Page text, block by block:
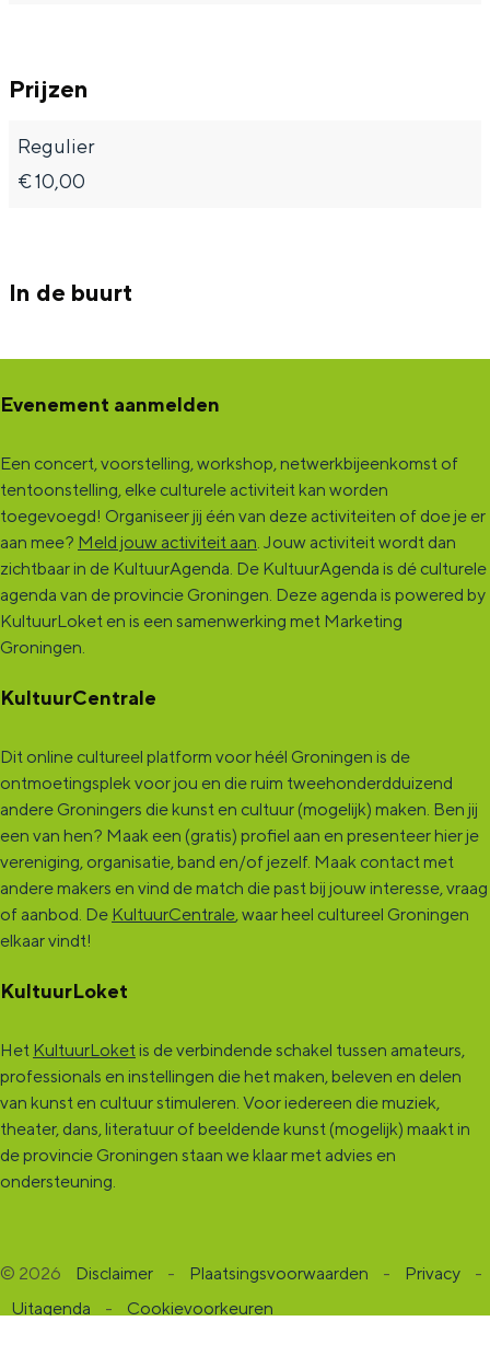
Prijzen
Regulier
€ 10,00
In de buurt
Evenement aanmelden
Een concert, voorstelling, workshop, netwerkbijeenkomst of
tentoonstelling, elke culturele activiteit kan worden
toegevoegd! Organiseer jij één van deze activiteiten of doe je er
aan mee? Meld jouw activiteit aan. Jouw activiteit wordt dan
zichtbaar in de KultuurAgenda. De KultuurAgenda is dé culturele
agenda van de provincie Groningen. Deze agenda is powered by
KultuurLoket en is een samenwerking met Marketing
Groningen.
KultuurCentrale
Dit online cultureel platform voor héél Groningen is de
ontmoetingsplek voor jou en die ruim tweehonderdduizend
andere Groningers die kunst en cultuur (mogelijk) maken. Ben jij
een van hen? Maak een (gratis) profiel aan en presenteer hier je
vereniging, organisatie, band en/of jezelf. Maak contact met
andere makers en vind de match die past bij jouw interesse, vraag
of aanbod. De KultuurCentrale, waar heel cultureel Groningen
elkaar vindt!
KultuurLoket
Het KultuurLoket is de verbindende schakel tussen amateurs,
professionals en instellingen die het maken, beleven en delen
van kunst en cultuur stimuleren. Voor iedereen die muziek,
theater, dans, literatuur of beeldende kunst (mogelijk) maakt in
de provincie Groningen staan we klaar met advies en
ondersteuning.
© 2026 Disclaimer - Plaatsingsvoorwaarden - Privacy
-
Uitagenda
- Cookievoorkeuren